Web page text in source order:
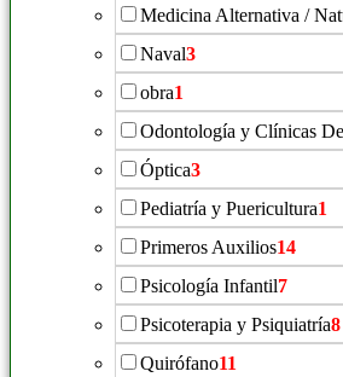
Medicina Alternativa /
Naval3
obra1
Odontología y Clínicas
Óptica3
Pediatría y Puericultura1
Primeros Auxilios14
Psicología Infantil7
Psicoterapia y Psiquiatría8
Quirófano11